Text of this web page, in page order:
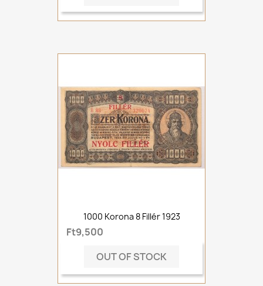
1000 Korona 8 Fillér 1923
Ft9,500
OUT OF STOCK